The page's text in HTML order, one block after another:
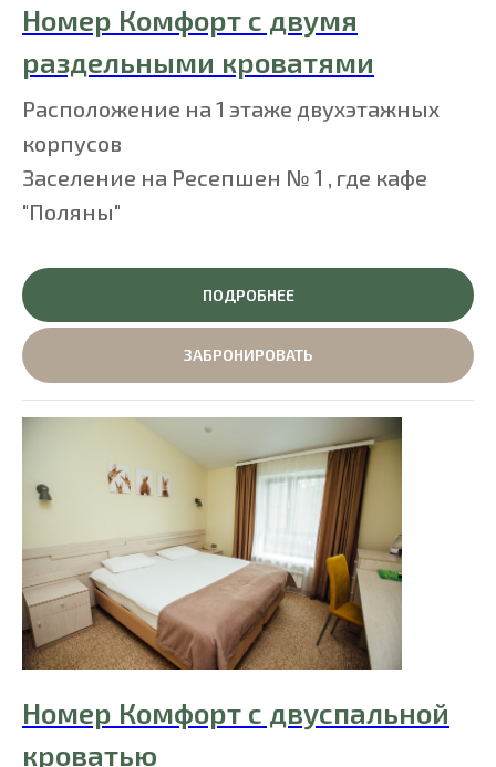
Номер Комфорт с двумя
раздельными кроватями
Расположение на 1 этаже двухэтажных
корпусов
Заселение на Ресепшен № 1 , где кафе
"Поляны"
ПОДРОБНЕЕ
ЗАБРОНИРОВАТЬ
Номер Комфорт с двуспальной
кроватью